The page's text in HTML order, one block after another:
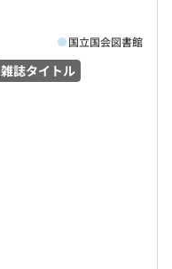
雑誌タイトル
国立国会図書館